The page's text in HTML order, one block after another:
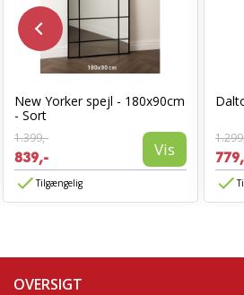
New Yorker spejl - 180x90cm
- Sort
1.399,-
839,- Vis
Tilgængelig
OVERSIGT